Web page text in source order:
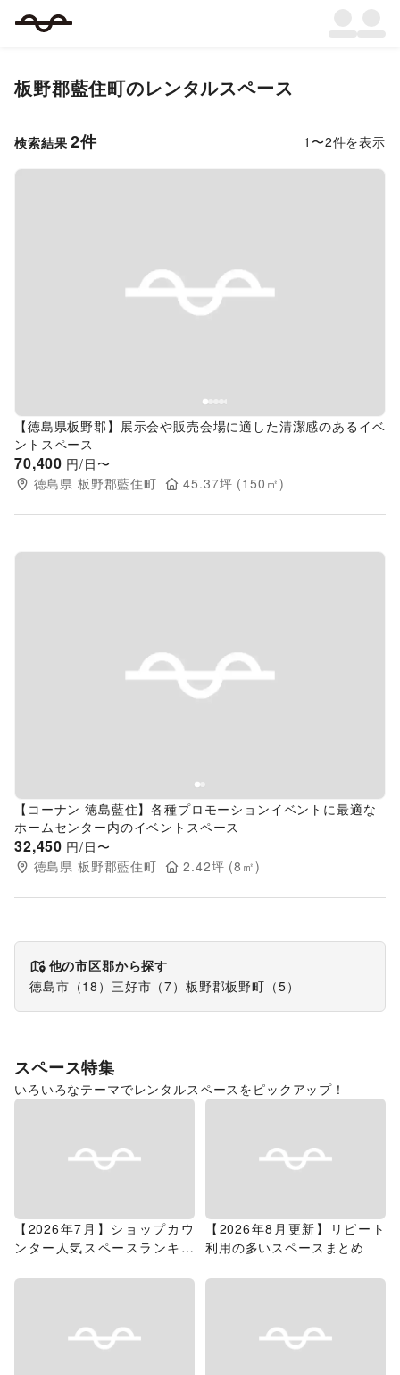
板野郡藍住町のレンタルスペース
検索結果 2件 1 〜2件を表示
Previous slide
【徳島県板野郡】展示会や販売会場に適した清潔感のあるイベ
ントスペース
70,400 円/日〜
徳島県 板野郡藍住町 45.37坪 (150 ㎡)
Previous slide
【コーナン 徳島藍住】各種プロモーションイベントに最適な
ホームセンター内のイベントスペース
32,450 円/日〜
徳島県 板野郡藍住町 2.42坪 (8 ㎡)
他の市区郡から探す
徳島市 （18 ） 三好市 （7） 板野郡板野町 （5）
スペース特集
いろいろなテーマでレンタルスペースをピックアップ！
【2026年7月】ショップカウ
ンター人気スペースランキン
【2026年8月更新】リピート
利用の多いスペースまとめ